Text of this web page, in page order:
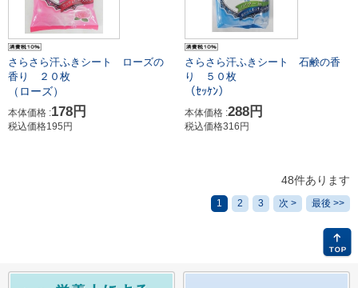
さらさら汗ふきシート ローズの
香り ２０枚
（ローズ）
本体価格 :178円
税込価格195円
さらさら汗ふきシート 石鹸の香
り ５０枚
（ｾｯｹﾝ）
本体価格 :288円
税込価格316円
48件あります
1 2 3 次 > 最後 >>